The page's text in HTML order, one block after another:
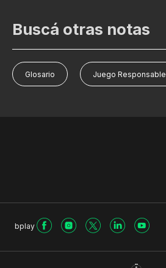
Buscá otras notas
Glosario Juego Responsable
bplay